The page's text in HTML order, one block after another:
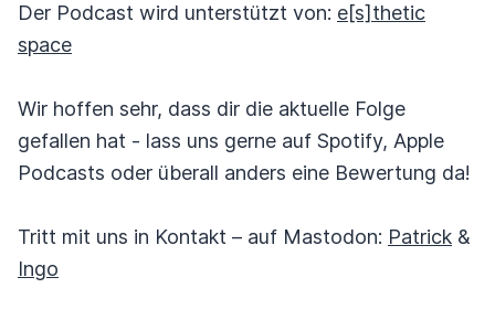
Der Podcast wird unterstützt von: e[s]thetic
space
Wir hoffen sehr, dass dir die aktuelle Folge
gefallen hat - lass uns gerne auf Spotify, Apple
Podcasts oder überall anders eine Bewertung da!
Tritt mit uns in Kontakt – auf Mastodon: Patrick &
Ingo